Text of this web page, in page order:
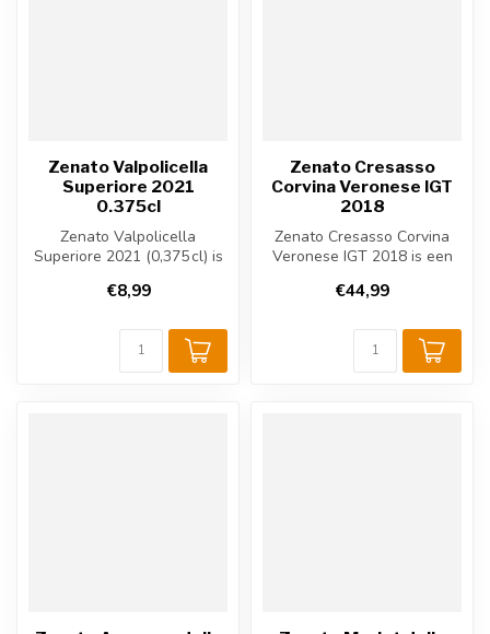
Zenato Valpolicella
Superiore 2021
0.375cl
Zenato Valpolicella
Superiore 2021 (0,375 cl) is
rode wi...
€8,99
Zenato Cresasso
Corvina Veronese IGT
2018
Zenato Cresasso Corvina
Veronese IGT 2018 is een
wijn ...
€44,99